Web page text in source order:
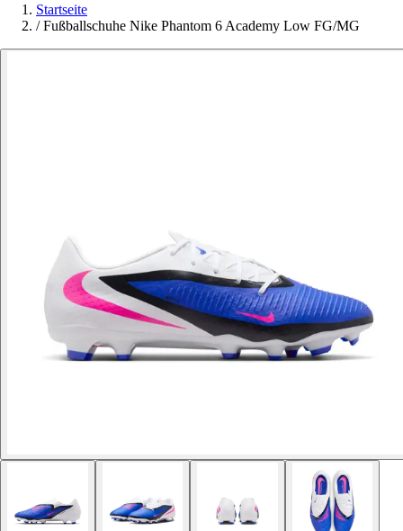
Startseite
/ Fußballschuhe Nike Phantom 6 Academy Low FG/MG